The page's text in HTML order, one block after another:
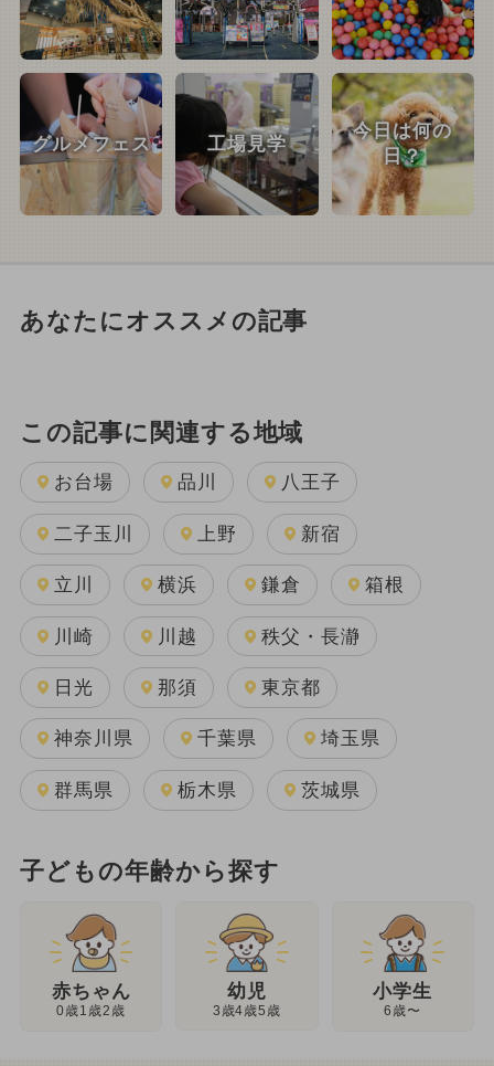
グルメフェス 工場見学
今日は何の
日？
あなたにオススメの記事
この記事に関連する地域
お台場 品川 八王子
二子玉川 上野 新宿
立川 横浜 鎌倉 箱根
川崎 川越 秩父・長瀞
日光 那須 東京都
神奈川県 千葉県 埼玉県
群馬県 栃木県 茨城県
子どもの年齢から探す
赤ちゃん
0歳1歳2歳
幼児
3歳4歳5歳
小学生
6歳〜